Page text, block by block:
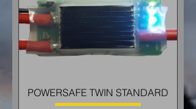
POWERSAFE TWIN STANDARD